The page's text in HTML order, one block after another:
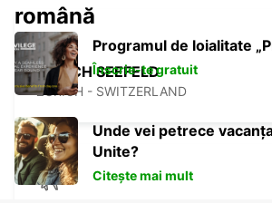
ZURICH SEEFELD
ZURICH - SWITZERLAND
română
Programul de loialitate
Înscrie-te gratuit
Unde vei petrece
Unite?
Citește mai mult